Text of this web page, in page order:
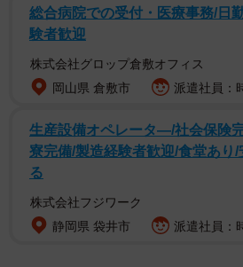
総合病院での受付・医療事務/日
験者歓迎
株式会社グロップ倉敷オフィス
岡山県 倉敷市
派遣社員：
生産設備オペレータ―/社会保険
寮完備/製造経験者歓迎/食堂あり/
る
株式会社フジワーク
静岡県 袋井市
派遣社員：